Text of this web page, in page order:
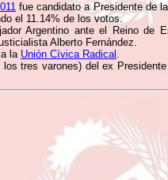
fue candidato a Presidente de
el 11.14% de los votos.
Argentino ante el Reino de
Alberto Fernández.
la Unión Cívica Radical .
tres varones) del ex